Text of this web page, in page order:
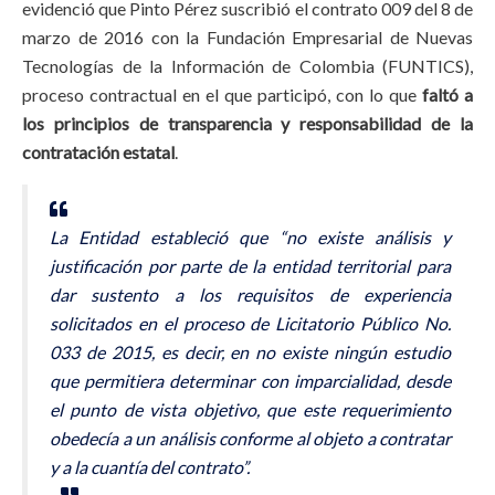
evidenció que Pinto Pérez suscribió el contrato 009 del 8 de
marzo de 2016 con la Fundación Empresarial de Nuevas
Tecnologías de la Información de Colombia (FUNTICS),
proceso contractual en el que participó, con lo que faltó a
los principios de transparencia y responsabilidad de la
contratación estatal
La Entidad estableció que“no existe análisis y
justificación por parte de la entidad territorial para
dar sustento a los requisitos de experiencia
solicitados en el proceso de Licitatorio Público No.
033 de 2015, es decir, en no existe ningún estudio
que permitiera determinar con imparcialidad, desde
el punto de vista objetivo, que este requerimiento
obedecía a un análisis conforme al objeto a contratar
y a la cuantía del contrato”.